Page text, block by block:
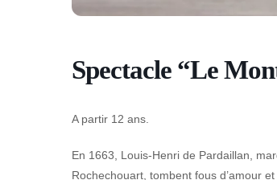
Spectacle “Le
A partir 12 ans.
En 1663, Louis-Henri de Pardaillan,
Rochechouart, tombent fous d’amour